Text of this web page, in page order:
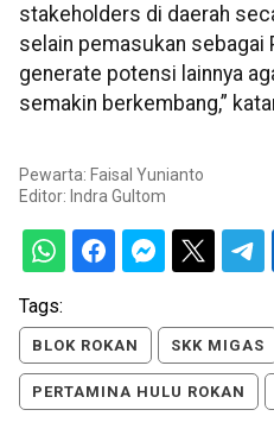
stakeholders di daerah
selain pemasukan sebagai
generate potensi lainnya
semakin berkembang,”
Pewarta: Faisal Yunianto
Editor: Indra Gultom
Tags:
BLOK ROKAN SKK MIGAS
PERTAMINA HULU ROKAN